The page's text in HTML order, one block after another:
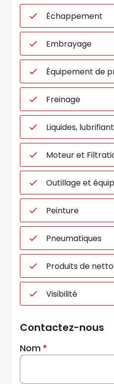
Échappement
Embrayage
Équipement de
Freinage
Liquides,
Moteur et
Outillage et
Peinture
Pneumatiques
Produits de
Visibilité
Contactez-nous
Nom